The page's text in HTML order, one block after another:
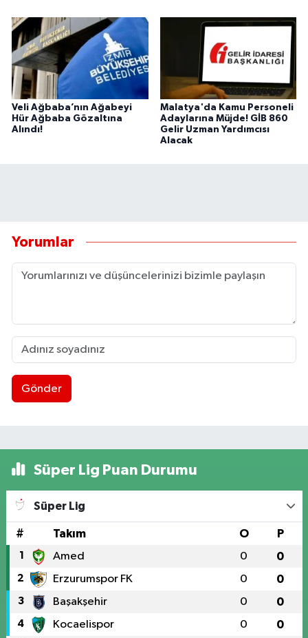
Veli Ağbaba’nın Ağabeyi
Hür Ağbaba Gözaltına
Alındı!
Malatya'da Kamu Personeli
Adaylarına Müjde! GİB 860
Gelir Uzman Yardımcısı
Alacak
Yorumlar
Gönder
Süper Lig Puan Durumu
Süper Lig
# Takım O P
1 Amed 0 0
2 Erzurumspor FK 0 0
3 Başakşehir 0 0
4 Kocaelispor 0 0